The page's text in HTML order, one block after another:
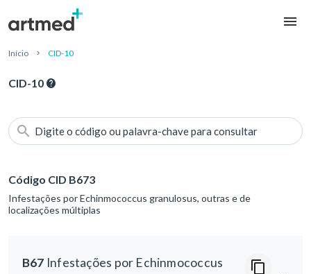
Início CID-10
CID-10
Digite o código ou palavra-chave para consultar
Código CID B673
Infestações por Echinmococcus granulosus, outras e de
localizações múltiplas
B67 Infestações por Echinmococcus